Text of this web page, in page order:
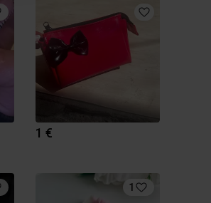
1 €
1